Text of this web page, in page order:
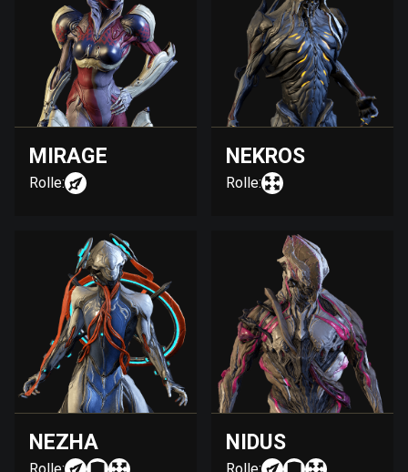
MIRAGE
Rolle:
NEKROS
Rolle:
NEZHA NIDUS